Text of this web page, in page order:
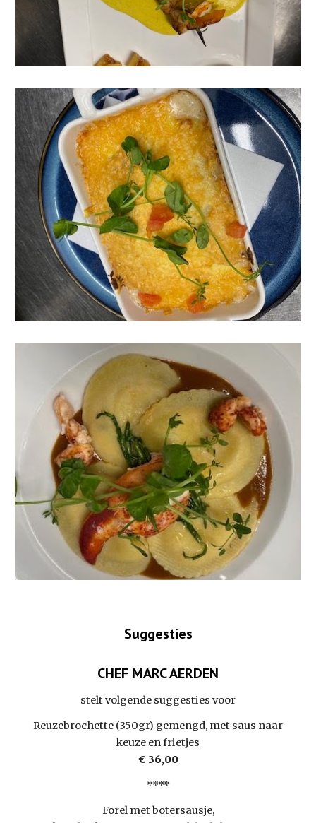
Suggesties
CHEF MARC AERDEN
stelt volgende suggesties voor
Reuzebrochette (350gr) gemengd, met saus naar
keuze en frietjes
€ 36,00
****
Forel met botersausje,